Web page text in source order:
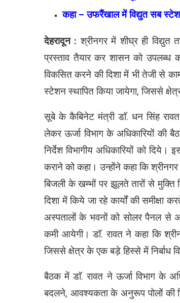
कहा – उफरैंखाल में विद्युत सब
देहरादून : श्रीनगर में शीघ्र ही विद्युत
प्रस्ताव तैयार कर शासन को
विकसित करने की दिशा में भी तेजी से
स्टेशन स्थापित किया जायेगा, जिससे
सूबे के कैबिनेट मंत्री डाॅ. धन सिंह
लेकर ऊर्जा विभाग के अधिकारियों की
निर्देश विभागीय अधिकारियों को
कराने को कहा। उन्होंने कहा कि
बिजली के खम्भों पर झूलते तारों से
दिशा में किये जा रहे कार्यों की समीक्षा
अस्पतालों के भवनों को सोलर पैनल से
कमी आयेगी। डाॅ. रावत ने कहा कि
जिससे क्षेत्र के एक बड़े हिस्से में निर्बाध
बैठक में डाॅ. रावत ने ऊर्जा विभाग के
बदलने, आवश्यकता के अनुरूप पोलों की